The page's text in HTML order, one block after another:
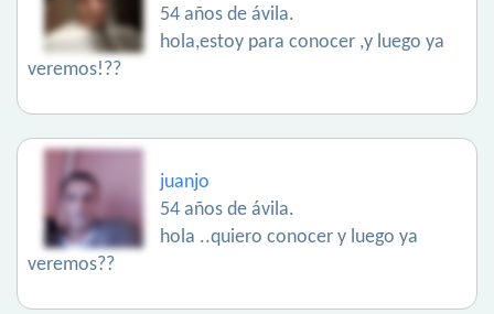
54 años de ávila.
hola,estoy para conocer ,y luego ya
veremos!??
juanjo
54 años de ávila.
hola ..quiero conocer y luego ya
veremos??